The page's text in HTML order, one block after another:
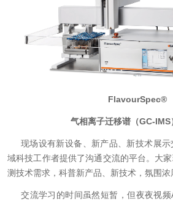
FlavourSpec®
气相离子迁移谱（GC-IMS
现场设有新设备、新产品、新技术展示
域科技工作者提供了沟通交流的平台。大
测技术需求，科普新产品、新技术，氛围浓
交流学习的时间虽然短暂，但夜夜视频